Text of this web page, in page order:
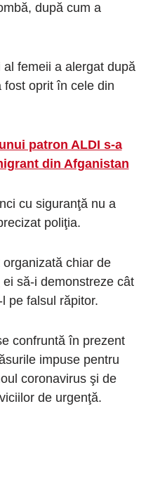
după cum a
femeii a alergat după
fost oprit în cele din
patron ALDI s-a
din Afganistan
cu siguranţă nu a
poliţia.
chiar de
ei să-i demonstreze cât
pe falsul răpitor.
confruntă în prezent
impuse pentru
coronavirus şi de
de urgenţă.